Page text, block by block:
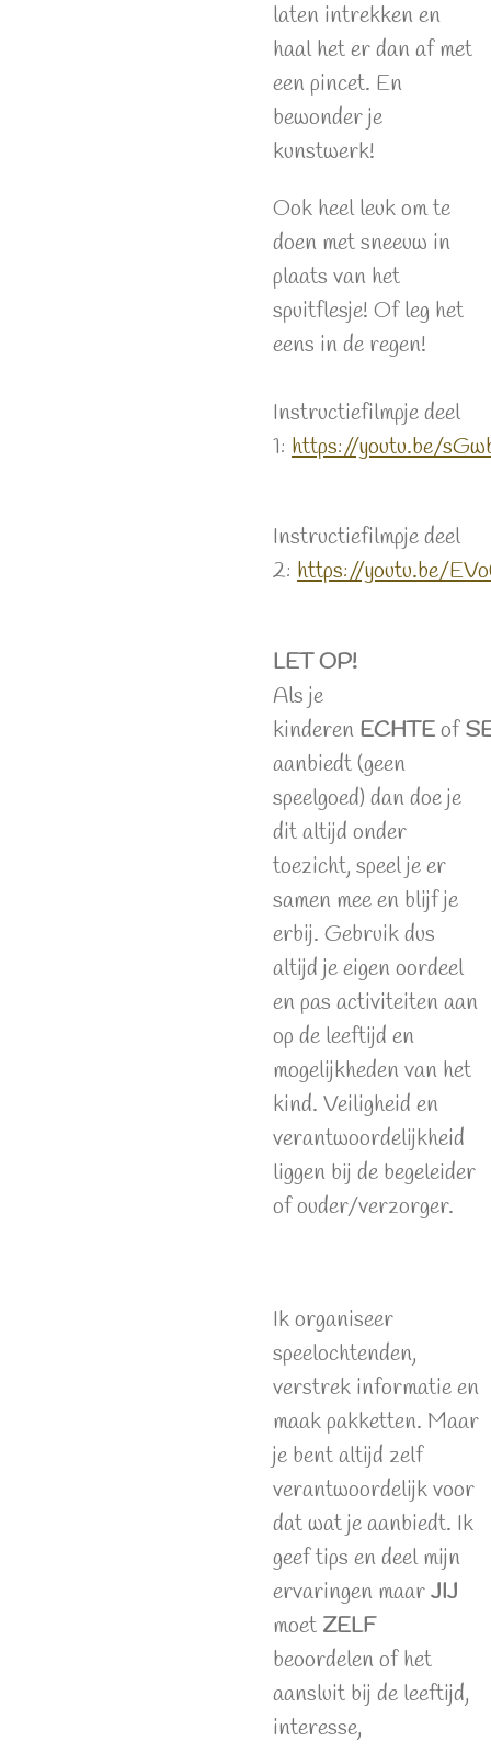
laten intrekken en
haal het er dan af met
een pincet. En
bewonder je
kunstwerk!
Ook heel leuk om te
doen met sneeuw in
plaats van het
spuitflesje! Of leg het
eens in de regen!
Instructiefilmpje deel
1: https://youtu.be/
Instructiefilmpje deel
2: https://youtu.be/
LET OP!
Als je
kinderen ECHTEof
aanbiedt (geen
speelgoed) dan doe je
dit altijd onder
toezicht, speel je er
samen mee en blijf je
erbij. Gebruik dus
altijd je eigen oordeel
en pas activiteiten aan
op de leeftijd en
mogelijkheden van het
kind. Veiligheid en
verantwoordelijkheid
liggen bij de begeleider
of ouder/verzorger.
Ik organiseer
speelochtenden,
verstrek informatie en
maak pakketten. Maar
je bent altijd zelf
verantwoordelijk voor
dat wat je aanbiedt. Ik
geef tips en deel mijn
ervaringen maarJIJ
moet ZELF
beoordelen of het
aansluit bij de leeftijd,
interesse,